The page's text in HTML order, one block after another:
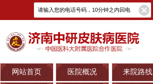
网站首页 医院概况 来院路线